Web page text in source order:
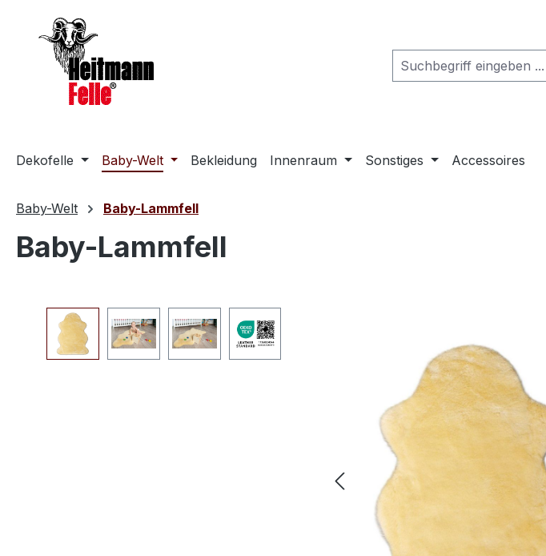
Hauptinhalt springen
Zur Suche springen
Zur Hauptnavigation springen
Dekofelle Baby-Welt Bekleidung Innenraum Sonstiges Accessoires
Baby-Welt Baby-Lammfell
Baby-Lammfell
Bildergalerie überspringen